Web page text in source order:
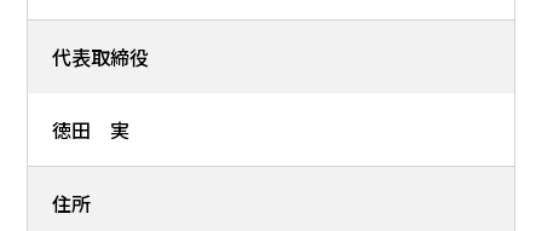
代表取締役
徳田 実
住所